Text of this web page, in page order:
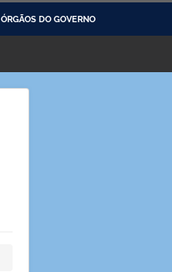
ÓRGÃOS DO GOVERNO